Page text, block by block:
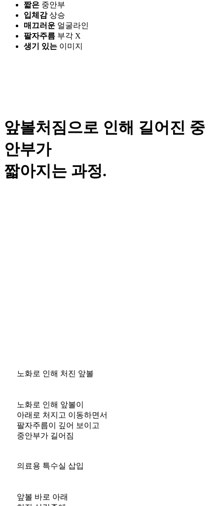
짧은 중안부
입체감상승
매끄러운 얼굴라인
팔자주름 부각 X
생기 있는 이미지
앞볼처짐으로 인해 길어진 중
안부가
짧아지는 과정.
노화로 인해 처진 앞볼
노화로 인해 앞볼이
아래로 처지고 이동하면서
팔자주름이 깊어 보이고
중안부가 길어짐
의료용 특수실 삽입
앞볼 바로 아래